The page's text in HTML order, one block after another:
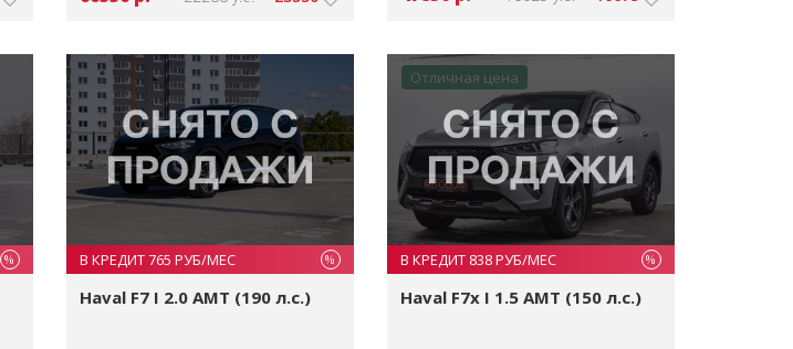
% В КРЕДИТ 765 РУБ/МЕС %
Haval F7 I 2.0 AMT (190 л.с.)
Отличная цена
В КРЕДИТ 838 РУБ/МЕС %
Haval F7x I 1.5 AMT (150 л.с.)